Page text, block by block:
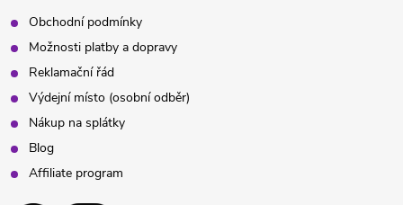
Obchodní podmínky
Možnosti platby a dopravy
Reklamační řád
Výdejní místo (osobní odběr)
Nákup na splátky
Blog
Affiliate program